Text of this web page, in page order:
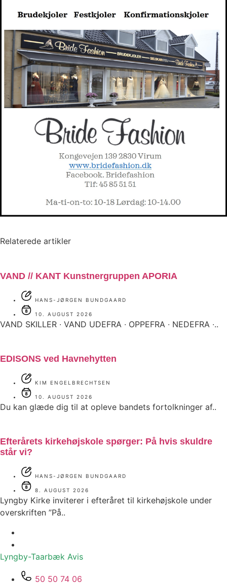
Relaterede artikler
VAND // KANT Kunstnergruppen APORIA
HANS-JØRGEN BUNDGAARD
10. AUGUST 2026
VAND SKILLER ∙ VAND UDEFRA ∙ OPPEFRA ∙ NEDEFRA ∙..
EDISONS ved Havnehytten
KIM ENGELBRECHTSEN
10. AUGUST 2026
Du kan glæde dig til at opleve bandets fortolkninger af..
Efterårets kirkehøjskole spørger: På hvis skuldre
står vi?
HANS-JØRGEN BUNDGAARD
8. AUGUST 2026
Lyngby Kirke inviterer i efteråret til kirkehøjskole under
overskriften ”På..
Lyngby-Taarbæk Avis
50 50 74 06